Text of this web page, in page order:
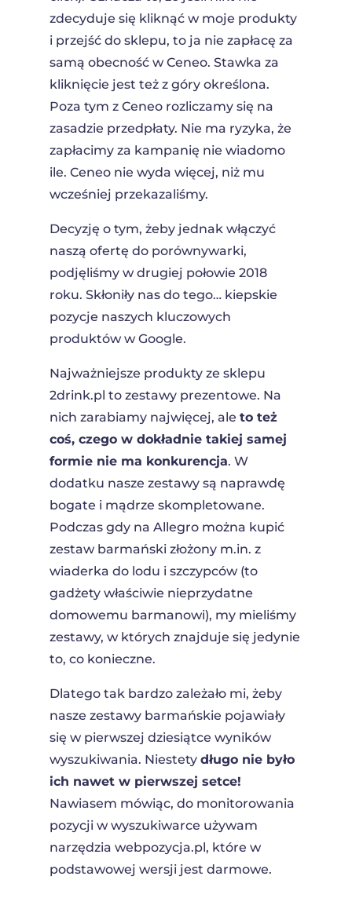
zdecyduje się kliknąć w moje produkty
i przejść do sklepu, to ja nie zapłacę za
samą obecność w Ceneo. Stawka za
kliknięcie jest też z góry określona.
Poza tym z Ceneo rozliczamy się na
zasadzie przedpłaty. Nie ma ryzyka, że
zapłacimy za kampanię nie wiadomo
ile. Ceneo nie wyda więcej, niż mu
wcześniej przekazaliśmy.
Decyzję o tym, żeby jednak włączyć
naszą ofertę do porównywarki,
podjęliśmy w drugiej połowie 2018
roku. Skłoniły nas do tego… kiepskie
pozycje naszych kluczowych
produktów w Google.
Najważniejsze produkty ze sklepu
2drink.pl to zestawy prezentowe. Na
nich zarabiamy najwięcej, ale to też
coś, czego w dokładnie takiej samej
formie nie ma konkurencja. W
dodatku nasze zestawy są naprawdę
bogate i mądrze skompletowane.
Podczas gdy na Allegro można kupić
zestaw barmański złożony m.in. z
wiaderka do lodu i szczypców (to
gadżety właściwie nieprzydatne
domowemu barmanowi), my mieliśmy
zestawy, w których znajduje się jedynie
to, co konieczne.
Dlatego tak bardzo zależało mi, żeby
nasze zestawy barmańskie pojawiały
się w pierwszej dziesiątce wyników
wyszukiwania. Niestety długo nie było
ich nawet w pierwszej setce!
Nawiasem mówiąc, do monitorowania
pozycji w wyszukiwarce używam
narzędzia webpozycja.pl, które w
podstawowej wersji jest darmowe.